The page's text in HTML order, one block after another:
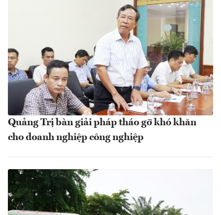
Quảng Trị bàn giải pháp tháo gỡ khó khăn
cho doanh nghiệp công nghiệp